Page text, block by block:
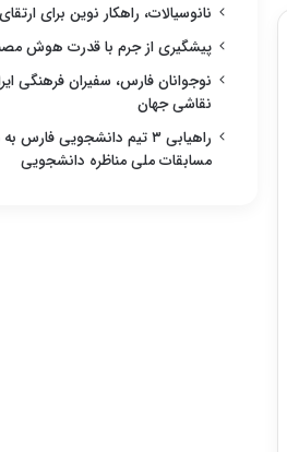
نانوسیالات، راهکار نوین برای
پیشگیری از جرم با قدرت هوش
نوجوانان فارس، سفیران فرهنگی
نقاشی جهان
راهیابی ۳ تیم دانشجویی
مسابقات ملی مناظره دانشجویی